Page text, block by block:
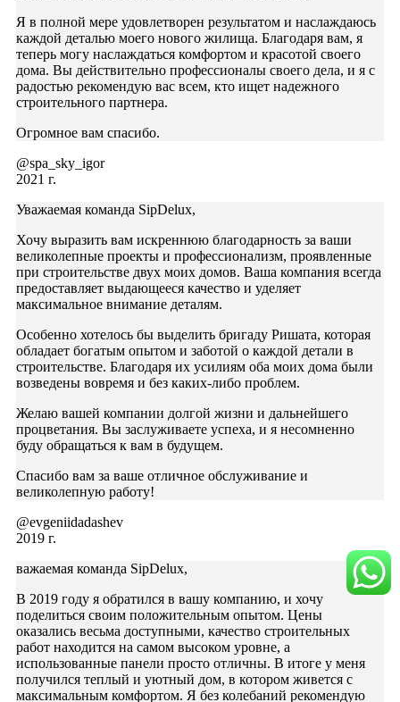
Я в полной мере удовлетворен результатом и наслаждаюсь
каждой деталью моего нового жилища. Благодаря вам, я
теперь могу наслаждаться комфортом и красотой своего
дома. Вы действительно профессионалы своего дела, и я с
радостью рекомендую вас всем, кто ищет надежного
строительного партнера.
Огромное вам спасибо.
@spa_sky_igor
2021 г.
Уважаемая команда SipDelux,
Хочу выразить вам искреннюю благодарность за ваши
великолепные проекты и профессионализм, проявленные
при строительстве двух моих домов. Ваша компания всегда
предоставляет выдающееся качество и уделяет
максимальное внимание деталям.
Особенно хотелось бы выделить бригаду Ришата, которая
обладает богатым опытом и заботой о каждой детали в
строительстве. Благодаря их усилиям оба моих дома были
возведены вовремя и без каких-либо проблем.
Желаю вашей компании долгой жизни и дальнейшего
процветания. Вы заслуживаете успеха, и я несомненно
буду обращаться к вам в будущем.
Спасибо вам за ваше отличное обслуживание и
великолепную работу!
@evgeniidadashev
2019 г.
важаемая команда SipDelux,
В 2019 году я обратился в вашу компанию, и хочу
поделиться своим положительным опытом. Цены
оказались весьма доступными, качество строительных
работ находится на самом высоком уровне, а
использованные панели просто отличны. В итоге у меня
получился теплый и уютный дом, в котором живется с
максимальным комфортом. Я без колебаний рекомендую